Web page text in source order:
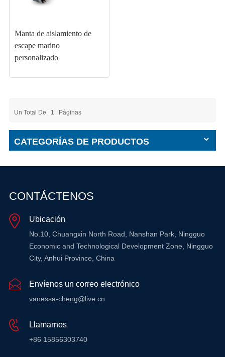
Manta de aislamiento de
escape marino
personalizado
Un Total De 1 Páginas
CATEGORÍAS DE PRODUCTOS
CONTÁCTENOS
Ubicación
No.10, Chuangxin North Road, Nanshan Park, Ningguo
Economic and Technological Development Zone, Ningguo
City, Anhui Province, China
Envíenos un correo electrónico
vanessa-cheng@live.cn
Llamarnos
+86 15856303740